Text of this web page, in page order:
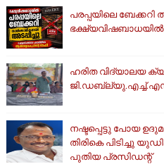
പരപ്പയിലെ ബേക്കറി
ഭക്ഷ്യവിഷബാധയിൽ
ഹരിത വിദ്യാലയ
നഷ്ടപ്പെട്ടു പോയ
തിരികെ പിടിച്ചു
പുതിയ പ്രസിഡന്റ്